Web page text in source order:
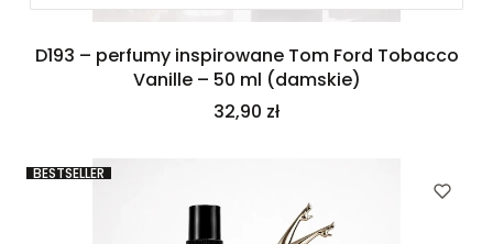
D193 – perfumy inspirowane Tom Ford Tobacco
Vanille – 50 ml (damskie)
Cena
32,90 zł
BESTSELLER